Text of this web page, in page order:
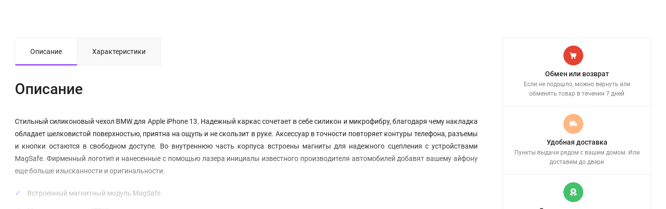
Описание Характеристики
Описание
Стильный силиконовый чехол BMW для Apple iPhone 13. Надежный каркас сочетает в себе силикон и микрофибру, благодаря чему накладка
обладает шелковистой поверхностью, приятна на ощупь и не скользит в руке. Аксессуар в точности повторяет контуры телефона, разъемы
и кнопки остаются в свободном доступе. Во внутреннюю часть корпуса встроены магниты для надежного сцепления с устройствами
MagSafe. Фирменный логотип и нанесенные с помощью лазера инициалы известного производителя автомобилей добавят вашему айфону
еще больше изысканности и оригинальности.
Встроенный магнитный модуль MagSafe
Обмен или возврат
Если не подошло, можно вернуть или
обменять товар в течении 7 дней
Удобная доставка
Пункты выдачи рядом с вашим домом. Или
доставим до двери